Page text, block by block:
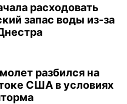
расходовать
запас воды из-за
разбился на
США в условиях